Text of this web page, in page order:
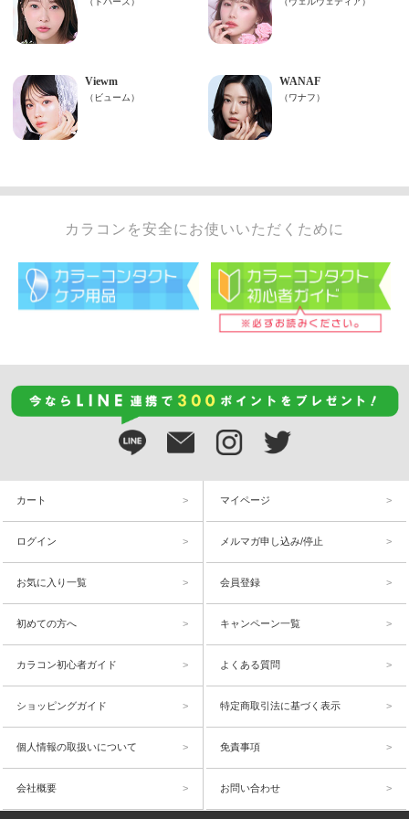
カラコンを安全にお使いいただくために
カート マイページ
ログイン メルマガ申し込み/停止
お気に入り一覧 会員登録
初めての方へ キャンペーン一覧
カラコン初心者ガイド よくある質問
ショッピングガイド 特定商取引法に基づく表示
個人情報の取扱いについて 免責事項
会社概要 お問い合わせ